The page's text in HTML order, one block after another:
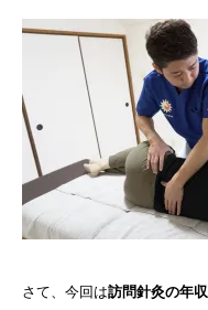
さて、今回は訪問針灸の年収